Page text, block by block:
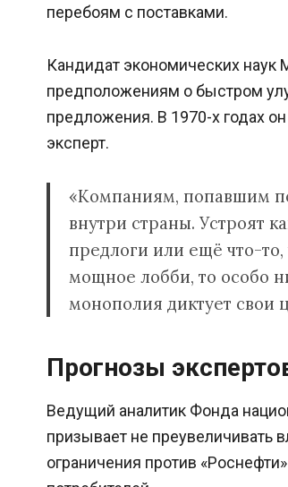
перебоям с поставками.
Кандидат экономических наук
предположениям о быстром
предложения. В 1970-х годах
эксперт.
«Компаниям, попавшим
внутри страны. Устроят
предлоги или ещё что-
мощное лобби, то особо
монополия диктует свои
Прогнозы
Ведущий аналитик Фонда
призывает не преувеличивать
ограничения против